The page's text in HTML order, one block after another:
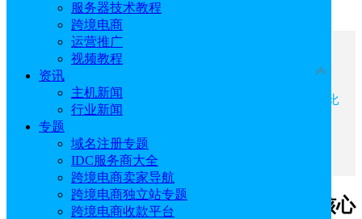
服务器技术教程
跨境电商
运营推广
视频教程
资讯
主机新闻
行业新闻
专题
域名注册专题
IDC服务商大全
跨境电商卖家导航
跨境电商独立站专题
跨境电商收款平台
点击进入：恒创科技官网
文章目录
一、恒创科技香港云服务器三条线路核心特色对比
二、恒创科技香港云服务器套餐详情
三、恒创科技香港云服务器套餐选择建议
四、恒创科技香港云服务器核心优势
一、恒创科技香港云服务器三条线路核心